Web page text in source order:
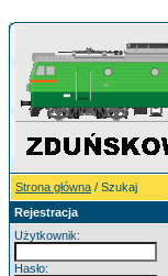
Strona główna / Szukaj
Rejestracja
Użytkownik:
Hasło: